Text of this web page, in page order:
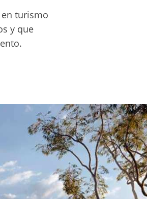
turismo
y que